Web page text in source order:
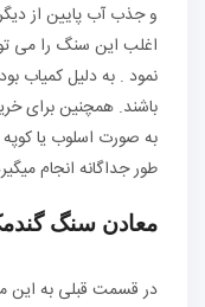
و جذب آب پایین از
اغلب این سنگ را می
نمود . به دلیل کمیاب
باشند. همچنین برای
به صورت اسلوب یا
طور جداگانه انجام
معادن سنگ
در قسمت قبلی به این